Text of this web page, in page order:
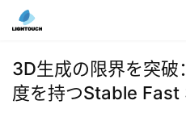
3D生成の限界を突破
度を持つStable Fast